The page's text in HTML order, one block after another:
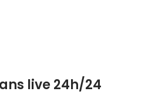
live 24h/24